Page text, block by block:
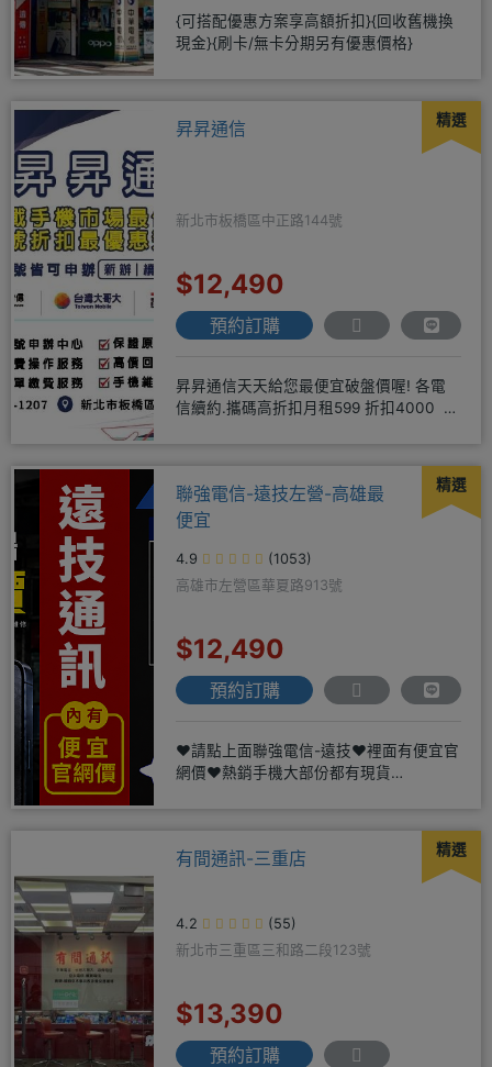
{可搭配優惠方案享高額折扣}{回收舊機換
現金}{刷卡/無卡分期另有優惠價格}
精選
昇昇通信
新北市板橋區中正路144號
$12,490
預約訂購
昇昇通信天天給您最便宜破盤價喔! 各電
信續約.攜碼高折扣月租599 折扣4000 月
精選
聯強電信-遠技左營-高雄最
便宜
4.9
(1053)
高雄市左營區華夏路913號
$12,490
預約訂購
❤️請點上面聯強電信-遠技❤️裡面有便宜官
網價❤️熱銷手機大部份都有現貨
精選
有間通訊-三重店
4.2
(55)
新北市三重區三和路二段123號
$13,390
預約訂購